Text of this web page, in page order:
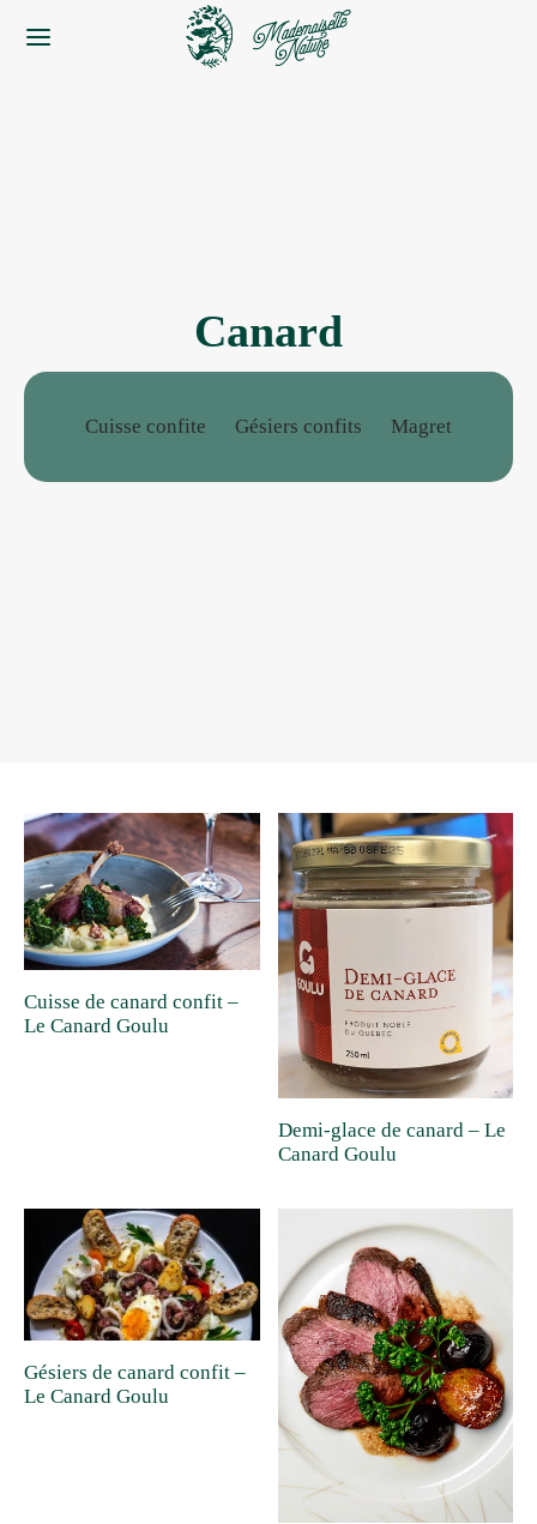
Canard
Cuisse confite Gésiers confits Magret
Cuisse de canard confit –
Le Canard Goulu
Demi-glace de canard – Le
Canard Goulu
Gésiers de canard confit –
Le Canard Goulu